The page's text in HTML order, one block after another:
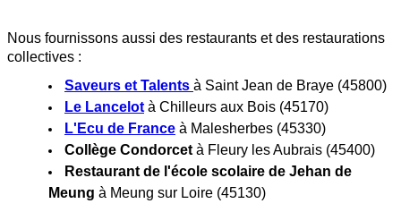
Nous fournissons aussi des restaurants et des restaurations
collectives :
Saveurs et Talents à Saint Jean de Braye (45800)
Le Lancelot à Chilleurs aux Bois (45170)
L'Ecu de France à Malesherbes (45330)
Collège Condorcet à Fleury les Aubrais (45400)
Restaurant de l'école scolaire de Jehan de
Meung à Meung sur Loire (45130)